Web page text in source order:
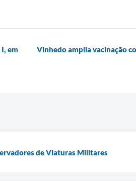
em
Vinhedo amplia vacinação
de Viaturas Militares